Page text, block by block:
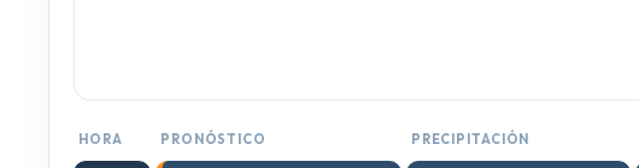
HORA PRONÓSTICO PRECIPITACIÓN